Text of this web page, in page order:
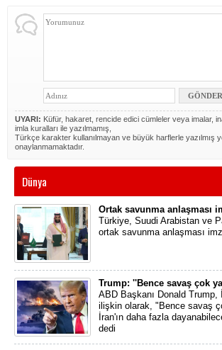
UYARI: Küfür, hakaret, rencide edici cümleler veya imalar,
imla kuralları ile yazılmamış,
Türkçe karakter kullanılmayan ve büyük harflerle yazılmış
onaylanmamaktadır.
Dünya
Ortak savunma anlaşması
Türkiye, Suudi Arabistan ve
ortak savunma anlaşması
Trump: ''Bence savaş çok
ABD Başkanı Donald
ilişkin olarak, "Bence savaş
İran'ın daha fazla
dedi